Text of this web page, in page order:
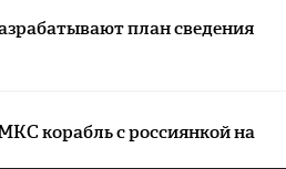
план сведения
корабль с россиянкой на